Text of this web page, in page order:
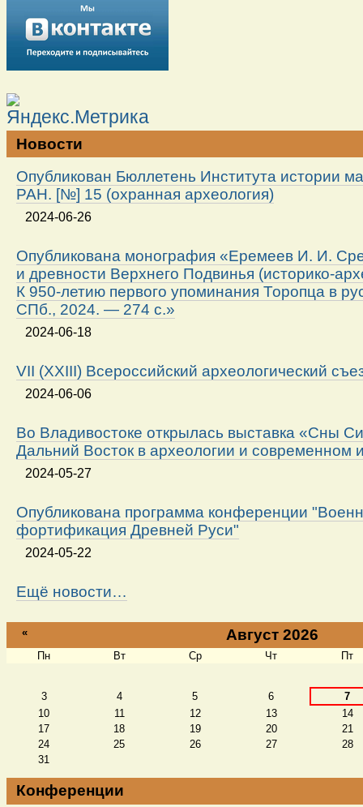
Новости
Опубликован Бюллетень Института истории
РАН. [№] 15 (охранная археология)
2024-06-26
Опубликована монография «Еремеев И. И.
и древности Верхнего Подвинья (историко-
К 950-летию первого упоминания Торопца в
СПб., 2024. — 274 с.»
2024-06-18
VII (XXIII) Всероссийский археологический
2024-06-06
Во Владивостоке открылась выставка «Сны
Дальний Восток в археологии и современном
2024-05-27
Опубликована программа конференции
фортификация Древней Руси"
2024-05-22
Ещё новости…
« Август 2026
Пн Вт Ср Чт Пт
3 4 5 6
7
10
11 12 13
14
17
18 19 20
21
24
25 26 27
28
31
Конференции